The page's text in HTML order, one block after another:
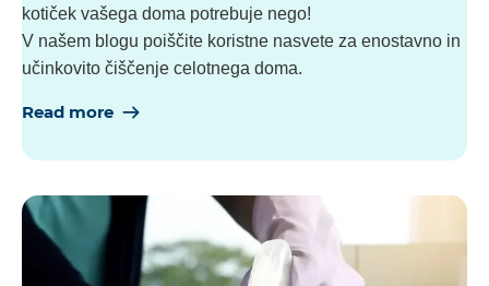
kotiček vašega doma potrebuje nego!
V našem blogu poiščite koristne nasvete za enostavno in
učinkovito čiščenje celotnega doma.
Read more